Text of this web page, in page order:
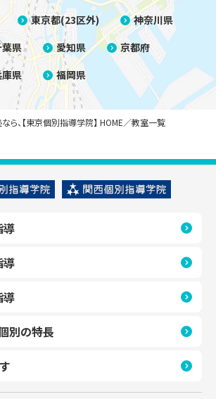
東京都(23区外)
神奈川県
県 愛知県
京都府
県 福岡県
ら、【東京個別指導学院】 HOME 教室一覧
導
導
導
別の特長